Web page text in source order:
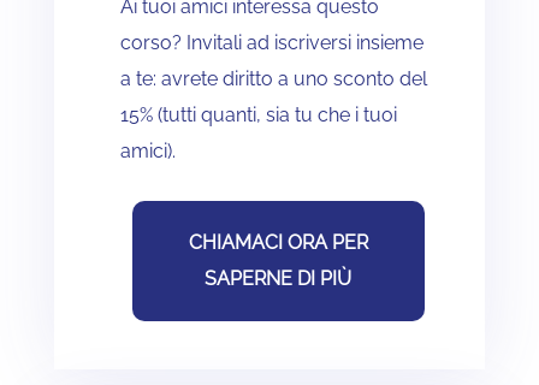
Ai tuoi amici interessa questo
corso? Invitali ad iscriversi insieme
a te: avrete diritto a uno sconto del
15% (tutti quanti, sia tu che i tuoi
amici).
CHIAMACI ORA PER
SAPERNE DI PIÙ